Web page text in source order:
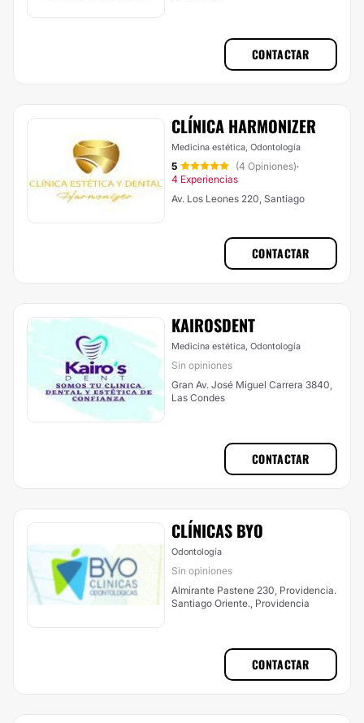
CONTACTAR
CLÍNICA HARMONIZER
Medicina estética, Odontología
5 (4 Opiniones)·
4 Experiencias
Av. Los Leones 220, Santiago
CONTACTAR
KAIROSDENT
Medicina estética, Odontología
Sin opiniones
Gran Av. José Miguel Carrera 3840,
Las Condes
CONTACTAR
CLÍNICAS BYO
Odontología
Sin opiniones
Almirante Pastene 230, Providencia.
Santiago Oriente., Providencia
CONTACTAR